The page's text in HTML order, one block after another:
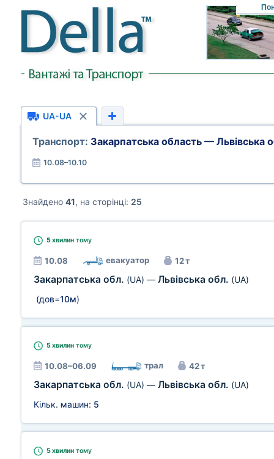
UA-UA
Транспорт: Закарпатська область — Львівська
10.08–10.10
Знайдено 41, на сторінці: 25
5 хвилин тому
10.08 евакуатор 12 т
Закарпатська обл. (UA) — Львівська обл. (UA)
(дов=10м)
5 хвилин тому
10.08–06.09 трал 42 т
Закарпатська обл. (UA) — Львівська обл. (UA)
Кільк. машин: 5
5 хвилин тому